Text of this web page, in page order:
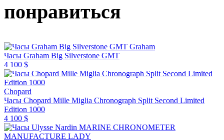
понравиться
Graham
Часы Graham Big Silverstone GMT
4 100 $
Chopard
Часы Chopard Mille Miglia Chronograph Split Second Limited
Edition 1000
4 100 $